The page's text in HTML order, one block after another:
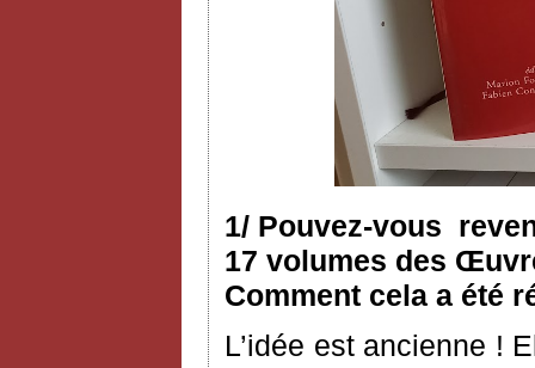
1/ Pouvez-vous
17 volumes des
Comment cela a été
L’idée est ancienne !